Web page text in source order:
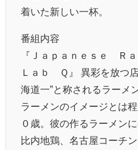
着いた新しい一杯。
番組内容
『Ｊａｐａｎｅｓｅ Ｒ
Ｌａｂ Ｑ』 異彩を放つ
海道一”と称されるラーメ
ラーメンのイメージとは
０歳。彼の作るラーメン
比内地鶏、名古屋コーチ